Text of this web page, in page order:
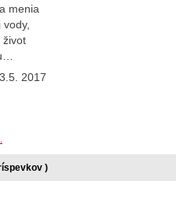
menia
život
2017
)